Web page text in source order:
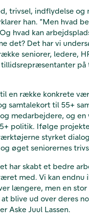
trivsel, indflydelse og
han. ”Men hvad
hvad kan
det? Det har vi
seniorer, ledere,
på
en række konkrete
samtalekort til 55+
medarbejdere, og
politik. Ifølge
styrket
øget seniorernes
har skabt et bedre
med. Vi kan endnu
længere, men en stor
blive ud over deres
Aske Juul Lassen.